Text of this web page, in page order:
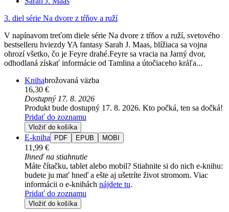
3. diel série Na dvore z tŕňov a ruží
V napínavom treťom diele série Na dvore z tŕňov a ruží, svetového
bestselleru hviezdy YA fantasy Sarah J. Maas, blížiaca sa vojna
ohrozí všetko, čo je Feyre drahé.Feyre sa vracia na Jarný dvor,
odhodlaná získať informácie od Tamlina a útočiaceho kráľa...
Knihabrožovaná väzba
16,30 €
Dostupný 17. 8. 2026
Produkt bude dostupný 17. 8. 2026. Kto počká, ten sa dočká!
Pridať do zoznamu
Vložiť do košíka
E-kniha PDF EPUB MOBI
11,99 €
Ihneď na stiahnutie
Máte čítačku, tablet alebo mobil? Stiahnite si do nich e-knihu:
budete ju mať hneď a ešte aj ušetríte život stromom. Viac
informácii o e-knihách nájdete tu.
Pridať do zoznamu
Vložiť do košíka